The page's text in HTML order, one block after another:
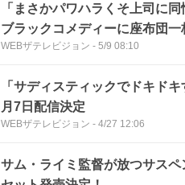
「まさかパワハラくそ上司に
ブラックコメディーに座布団
WEBザテレビジョン - 5/9 08:10
「サディスティックでドキド
月7日配信決定
WEBザテレビジョン - 4/27 12:06
サム・ライミ監督が放つサス